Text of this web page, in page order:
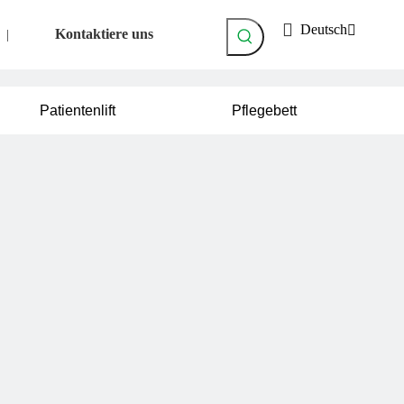
| Kontaktiere uns Deutsch
Patientenlift Pflegebett